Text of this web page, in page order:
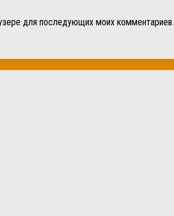
для последующих моих комментариев.